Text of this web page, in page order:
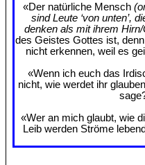
«Der natürliche Mensch
sind Leute ‘von unten’,
denken als mit ihrem Hirn/
des Geistes Gottes ist,
nicht erkennen, weil es
«Wenn ich euch das
nicht, wie werdet ihr
«Wer an mich glaubt, wie
Leib werden Ströme